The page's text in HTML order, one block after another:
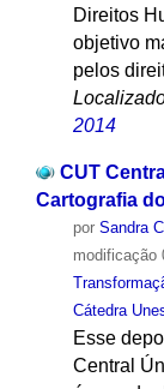
Direitos
objetivo
pelos
2014
CUT
Cartografia
por Sandra
modificação
Cátedra
Esse
Central